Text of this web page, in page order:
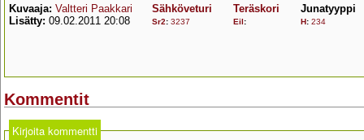
Kuvaaja: Valtteri Paakkari
Lisätty: 09.02.2011 20:08
Sähköveturi
Sr2: 3237
Teräskori
Eil:
Junatyyppi
H: 234
Kommentit
Kirjoita kommentti